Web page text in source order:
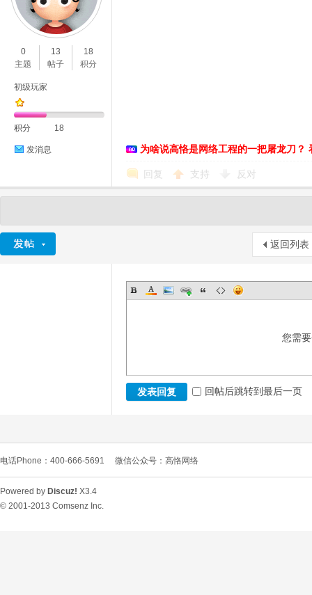
0
主题
13
帖子
18
积分
初级玩家
积分 18
发消息 为啥说高恪是网络工程的一把屠龙刀？
回复 支持 反对
返回列表
您需
发表回复 回帖后跳转到最后一页
电话Phone：400-666-5691 微信公众号：高恪网络
Powered by Discuz! X3.4
© 2001-2013 Comsenz Inc.